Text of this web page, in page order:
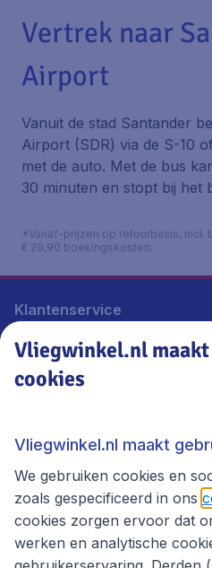
Vertrek naar
Airport
Vanuit de stad Santander
Airport (SDR) via de S-10
met de auto. Met de bus
30 minuten en stopt bij het
*Vanaf-prijzen op retourbasis, incl.
€ 29,90 boekingskosten.
Klantenservice
Vliegwinkel.nl
Thema's
Vliegwinkel.nl
cookies
Vliegwinkel.nl maakt
We gebruiken cookies en
zoals gespecificeerd in ons
cookies zorgen ervoor dat
werken en analytische